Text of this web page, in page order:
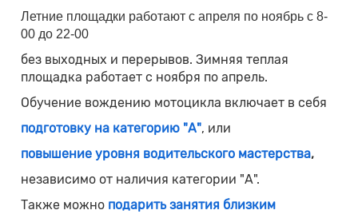
Летние площадки работают с апреля по ноябрь с 8-
00 до 22-00
без выходных и перерывов. Зимняя теплая
площадка работает с ноября по апрель.
Обучение вождению мотоцикла включает в себя
подготовку на категорию "А", или
повышение уровня водительского мастерства,
независимо от наличия категории "А".
Также можно подарить занятия близким